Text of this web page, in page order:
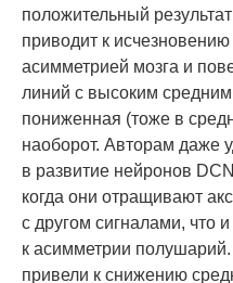
положительный
приводит к
асимметрией мозга и
линий с высоким
пониженная (тоже в
наоборот. Авторам даже
в развитие нейронов
когда они отращивают
с другом сигналами, что
к асимметрии
привели к снижению